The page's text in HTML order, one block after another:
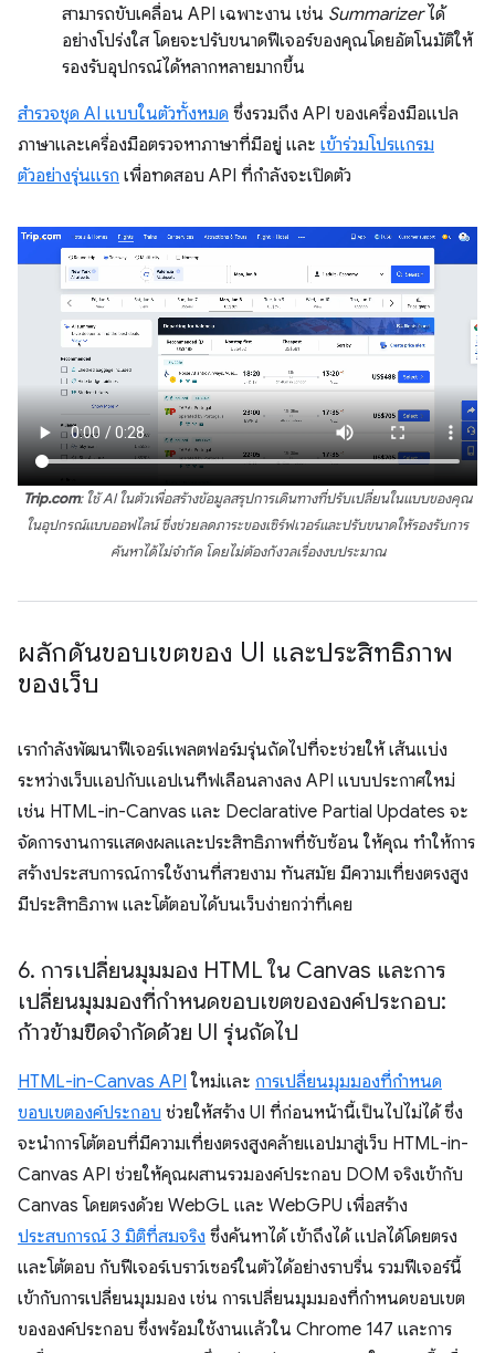
สามารถขับเคลื่อน API เฉพาะงาน เช่น Summarizerได้
อย่างโปร่งใส โดยจะปรับขนาดฟีเจอร์ของคุณโดยอัตโนมัติให้
รองรับอุปกรณ์ได้หลากหลายมากขึ้น
สำรวจชุด AI แบบในตัวทั้งหมด ซึ่งรวมถึง API ของเครื่องมือแปล
ภาษาและเครื่องมือตรวจหาภาษาที่มีอยู่ และ เข้าร่วมโปรแกรม
ตัวอย่างรุ่นแรก เพื่อทดสอบ API ที่กำลังจะเปิดตัว
Trip.com: ใช้ AI ในตัวเพื่อสร้างข้อมูลสรุปการเดินทางที่ปรับเปลี่ยนในแบบของคุณ
ในอุปกรณ์แบบออฟไลน์ ซึ่งช่วยลดภาระของเซิร์ฟเวอร์และปรับขนาดให้รองรับการ
ค้นหาได้ไม่จำกัด โดยไม่ต้องกังวลเรื่องงบประมาณ
ผลักดันขอบเขตของ UI และประสิทธิภาพ
ของเว็บ
เรากำลังพัฒนาฟีเจอร์แพลตฟอร์มรุ่นถัดไปที่จะช่วยให้ เส้นแบ่ง
ระหว่างเว็บแอปกับแอปเนทีฟเลือนลางลง API แบบประกาศใหม่
เช่น HTML-in-Canvas และ Declarative Partial Updates จะ
จัดการงานการแสดงผลและประสิทธิภาพที่ซับซ้อน ให้คุณ ทำให้การ
สร้างประสบการณ์การใช้งานที่สวยงาม ทันสมัย มีความเที่ยงตรงสูง
มีประสิทธิภาพ และโต้ตอบได้บนเว็บง่ายกว่าที่เคย
6. การเปลี่ยนมุมมอง HTML ใน Canvas และการ
เปลี่ยนมุมมองที่กำหนดขอบเขตขององค์ประกอบ:
ก้าวข้ามขีดจำกัดด้วย UI รุ่นถัดไป
HTML-in-Canvas API ใหม่และ การเปลี่ยนมุมมองที่กำหนด
ขอบเขตองค์ประกอบ ช่วยให้สร้าง UI ที่ก่อนหน้านี้เป็นไปไม่ได้ ซึ่ง
จะนำการโต้ตอบที่มีความเที่ยงตรงสูงคล้ายแอปมาสู่เว็บ HTML-in-
Canvas API ช่วยให้คุณผสานรวมองค์ประกอบ DOM จริงเข้ากับ
Canvas โดยตรงด้วย WebGL และ WebGPU เพื่อสร้าง
ประสบการณ์ 3 มิติที่สมจริง ซึ่งค้นหาได้ เข้าถึงได้ แปลได้โดยตรง
และโต้ตอบ กับฟีเจอร์เบราว์เซอร์ในตัวได้อย่างราบรื่น รวมฟีเจอร์นี้
เข้ากับการเปลี่ยนมุมมอง เช่น การเปลี่ยนมุมมองที่กำหนดขอบเขต
ขององค์ประกอบ ซึ่งพร้อมใช้งานแล้วใน Chrome 147 และการ